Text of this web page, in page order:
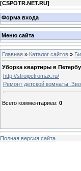
[CSPOTR.NET.RU]
Форма входа
Меню сайта
Главная » Каталог сайтов »
Уборка квартиры в
http://stroipetromax.ru/
Ремонт детской комнаты.
Всего комментариев: 0
Полная версия сайта